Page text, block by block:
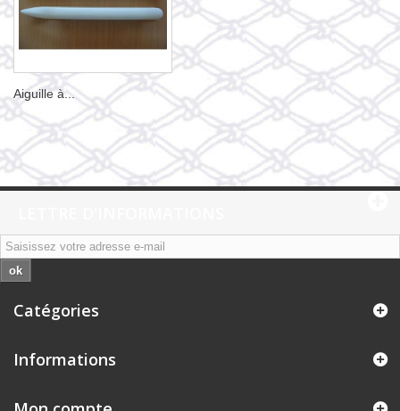
Aiguille à...
ok
Catégories
Informations